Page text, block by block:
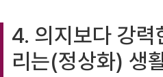
4. 의지보다 강력
리는(정상화) 생